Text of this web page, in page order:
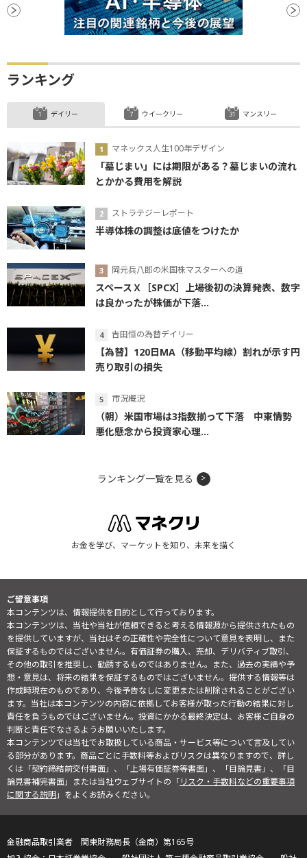
ランキング
デイリー
マネックス人生100年デザイン
「墓じまい」には期限がある？墓じまいの流れ
とかかる費用を解説
ストラテジーレポート
半導体株の調整は底値をつけたか
岡元兵八郎の米国株マスターへの道
スペースＸ［SPCX］上場後初の決算発表、数字
は良かったが株価が下落...
吉田恒の為替デイリー
【為替】120日MA（移動平均線）割れが示す円
売り取引の損失
市況概況
（朝）米国市場は3指数揃って下落 中東情勢
悪化懸念から投資家心理...
ウイークリー マンスリー
ランキング一覧を見る
お金を学び、マーケットを知り、未来を描く
ご留意事項
本コンテンツは、情報提供を目的として行っております。
本コンテンツは、当社や当社が信頼できると考える情報源から提供されたもの
を提供していますが、当社はその正確性や完全性について意見を表明し、また
保証するものではございません。有価証券の購入、売却、デリバティブ取引、
その他の取引を推奨し、勧誘するものではありません。また、過去の実績や予
想・意見は、将来の結果を保証するものではございません。提供する情報等は
作成時現在のものであり、今後予告なしに変更または削除されることがござい
ます。当社は本コンテンツの内容に依拠してお客様が取った行動の結果に対し
責任を負うものではございません。投資にかかる最終決定は、お客様ご自身の
判断と責任でなさるようお願いいたします。
本コンテンツでは当社でお取扱している商品・サービス等について言及してい
る部分があります。商品ごとに手数料等およびリスクは異なりますので、詳し
くは「契約締結前交付書面」、「上場有価証券等書面」、「目論見書」、「目
論見書補完書面」または当社ウェブサイトの「リスク・手数料などの重要事項
に関する説明」をよくお読みください。
金融商品取引業者 関東財務局長（金商）第165号